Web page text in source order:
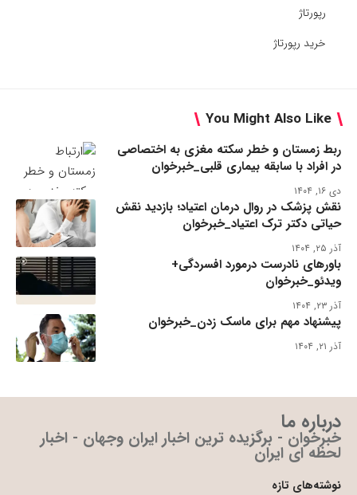
رپورتاژ
خرید رپورتاژ
You Might Also Like
ربط زمستان و خطر سکته مغزی به اختصاصی
در افراد با سابقه بیماری قلبی_خبرخوان
دی ۱۶, ۱۴۰۴
نقش پزشک در روال درمان اعتیاد؛ بازدید نقش
حیاتی دکتر ترک اعتیاد_خبرخوان
آذر ۲۵, ۱۴۰۴
باورهای نادرست درمورد افسردگی+
ویدئو_خبرخوان
آذر ۲۳, ۱۴۰۴
پیشنهاد مهم برای ماسک زدن_خبرخوان
آذر ۲۱, ۱۴۰۴
درباره ما
خبرخوان - برگزیده ترین اخبار ایران وجهان - اخبار
لحظه ای ایران
نوشته‌های تازه